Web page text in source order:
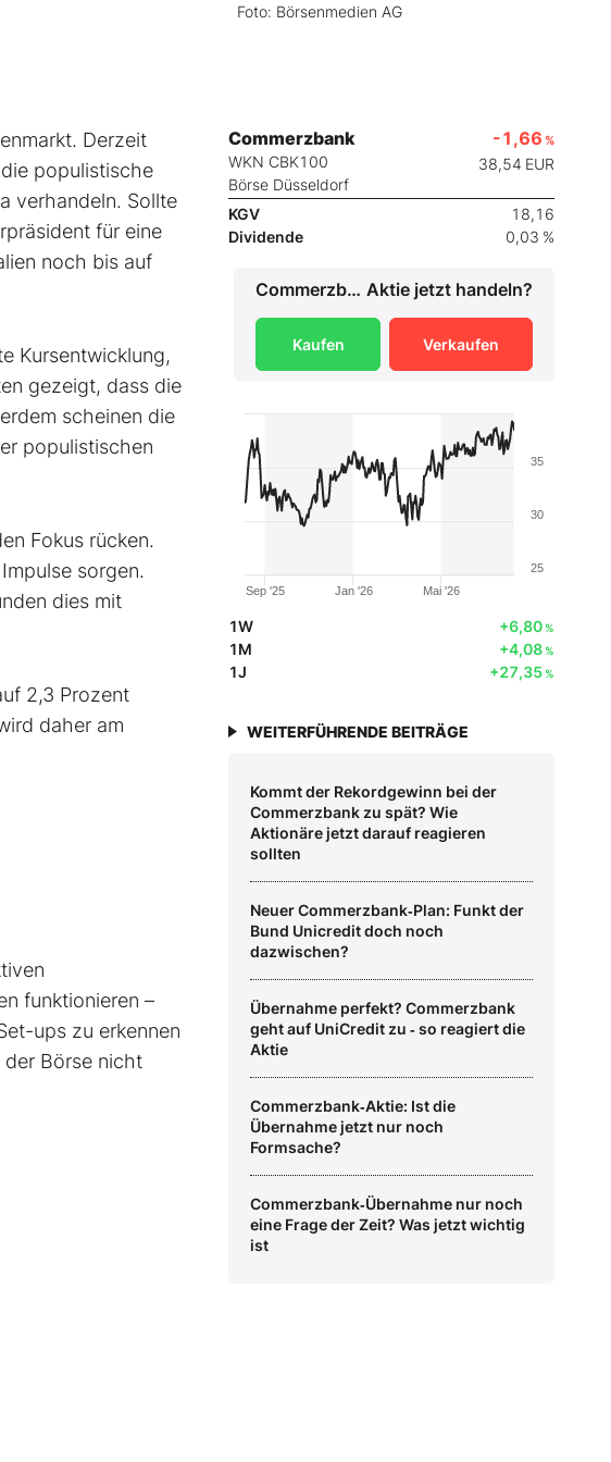
Foto: Börsenmedien AG
Derzeit
populistische
verhandeln. Sollte
für eine
noch bis auf
Kursentwicklung,
gezeigt, dass die
scheinen die
populistischen
Fokus rücken.
sorgen.
dies mit
2,3 Prozent
daher am
funktionieren –
ups zu erkennen
der Börse nicht
Commerzbank
WKN CBK100
Börse Düsseldorf
-1,66 %
38,54 EUR
KGV
18,16
Dividende
0,03 %
Commerzbank Aktie jetzt handeln?
Kaufen Verkaufen
Jan '26
Sep '25 Mai '26
25
30
35
1W +6,80%
1M +4,08%
1J +27,35%
WEITERFÜHRENDE BEITRÄGE
Kommt der Rekordgewinn bei der
Commerzbank zu spät? Wie
Aktionäre jetzt darauf reagieren
sollten
Neuer Commerzbank‑Plan: Funkt der
Bund Unicredit doch noch
dazwischen?
Übernahme perfekt? Commerzbank
geht auf UniCredit zu ‑ so reagiert die
Aktie
Commerzbank‑Aktie: Ist die
Übernahme jetzt nur noch
Formsache?
Commerzbank‑Übernahme nur noch
eine Frage der Zeit? Was jetzt wichtig
ist